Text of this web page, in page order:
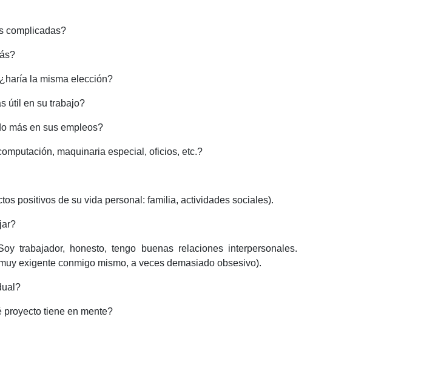
complicadas?
la misma elección?
útil en su trabajo?
más en sus empleos?
maquinaria especial, oficios, etc.?
positivos de su vida personal: familia, actividades sociales).
trabajador, honesto, tengo buenas relaciones interpersonales.
exigente conmigo mismo, a veces demasiado obsesivo).
tiene en mente?